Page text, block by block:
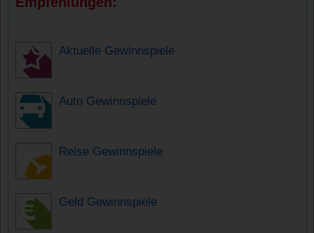
Aktuelle Gewinnspiele
Auto Gewinnspiele
Reise Gewinnspiele
Geld Gewinnspiele